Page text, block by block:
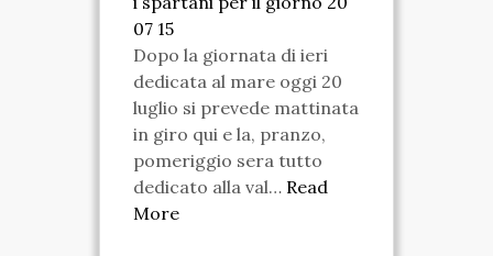
07 15
Dopo la giornata di ieri
dedicata al mare oggi 20
luglio si prevede mattinata
in giro qui e la, pranzo,
pomeriggio sera tutto
dedicato alla val… Read
More